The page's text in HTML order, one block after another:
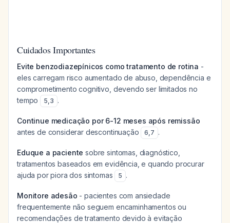
Cuidados Importantes
Evite benzodiazepínicos como tratamento de rotina -
eles carregam risco aumentado de abuso, dependência e
comprometimento cognitivo, devendo ser limitados no
tempo
5,3 .
Continue medicação por 6-12 meses após remissão
antes de considerar descontinuação
6,7 .
Eduque a paciente sobre sintomas, diagnóstico,
tratamentos baseados em evidência, e quando procurar
ajuda por piora dos sintomas
5 .
Monitore adesão - pacientes com ansiedade
frequentemente não seguem encaminhamentos ou
recomendações de tratamento devido à evitação